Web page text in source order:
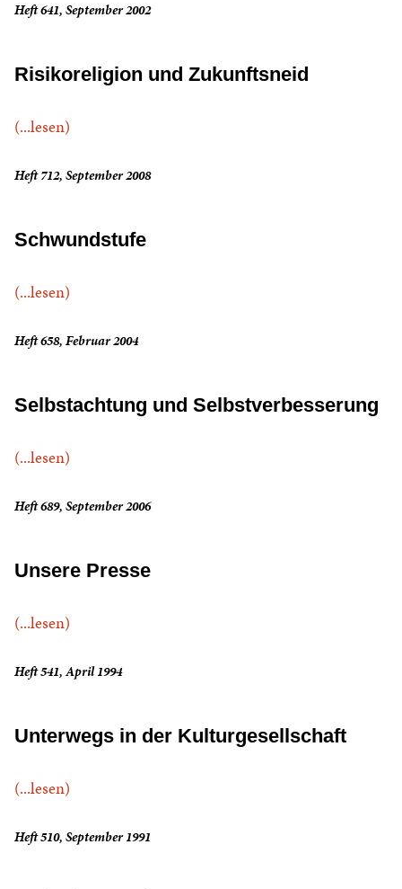
Heft 641, September 2002
Risikoreligion und Zukunftsneid
(...lesen)
Heft 712, September 2008
Schwundstufe
(...lesen)
Heft 658, Februar 2004
Selbstachtung und Selbstverbesserung
(...lesen)
Heft 689, September 2006
Unsere Presse
(...lesen)
Heft 541, April 1994
Unterwegs in der Kulturgesellschaft
(...lesen)
Heft 510, September 1991